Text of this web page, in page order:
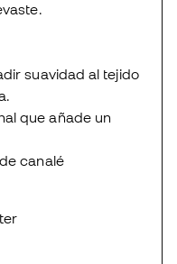
suavidad al tejido
que añade un
canalé